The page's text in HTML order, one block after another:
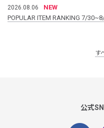
2026.08.06
NEW
POPULAR ITEM RANKING 7/
す
公式